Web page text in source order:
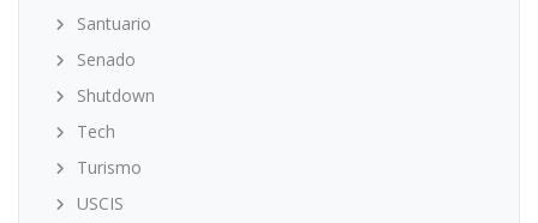
Santuario
Senado
Shutdown
Tech
Turismo
USCIS